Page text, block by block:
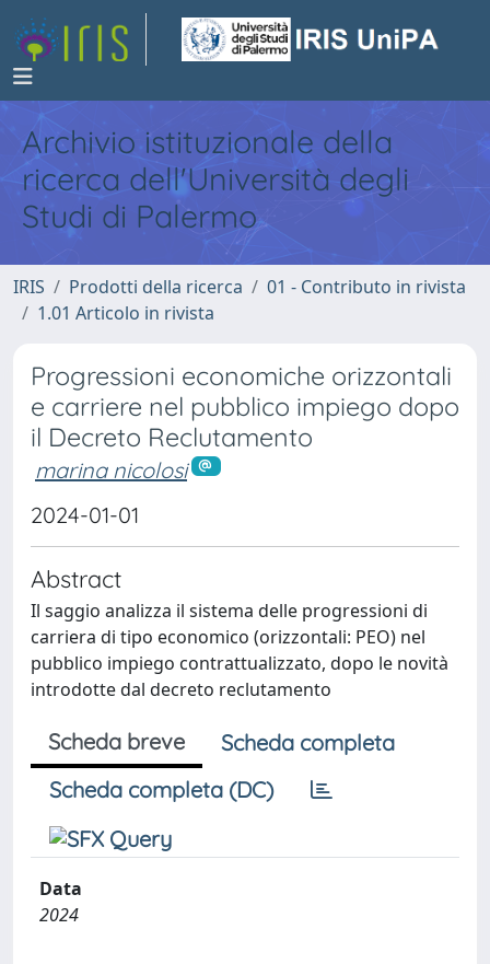
Archivio istituzionale della
ricerca dell'Università degli
Studi di Palermo
IRIS Prodotti della ricerca
01 - Contributo in rivista
1.01 Articolo in rivista
Progressioni economiche orizzontali
e carriere nel pubblico impiego dopo
il Decreto Reclutamento
marina nicolosi
2024-01-01
Abstract
Il saggio analizza il sistema delle progressioni di
carriera di tipo economico (orizzontali: PEO) nel
pubblico impiego contrattualizzato, dopo le novità
introdotte dal decreto reclutamento
Scheda breve
Scheda completa
Scheda completa (DC)
Data
2024